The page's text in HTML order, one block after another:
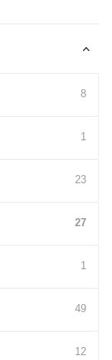
8
1
23
27
1
49
12